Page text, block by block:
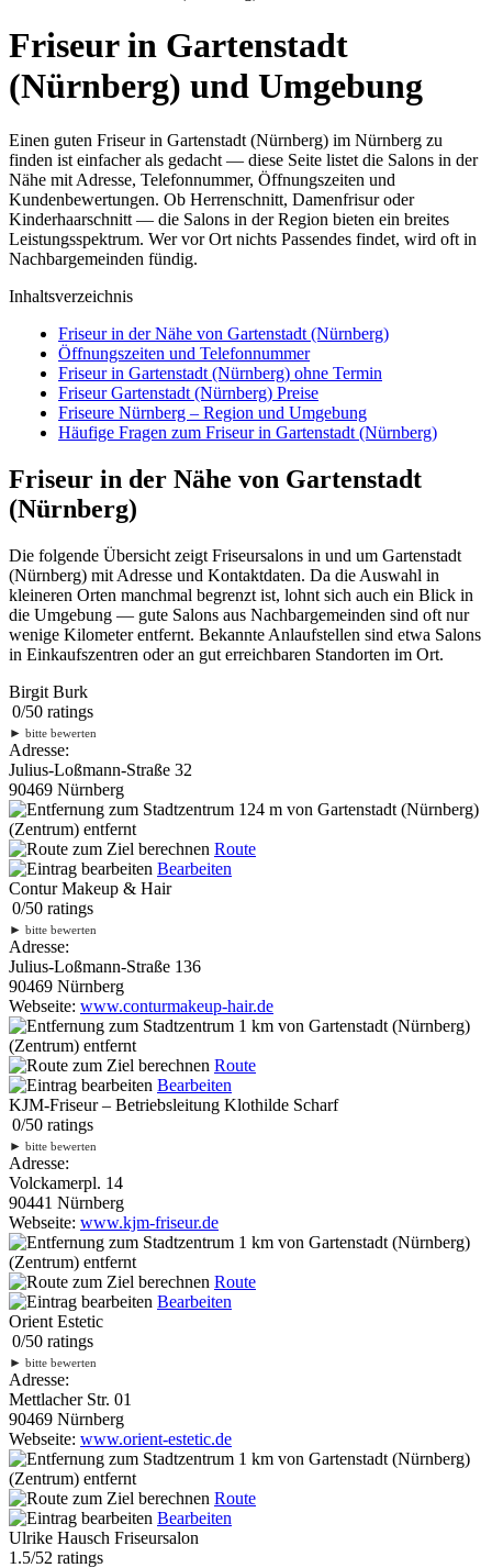
Friseur in Gartenstadt
(Nürnberg) und Umgebung
Einen guten Friseur in Gartenstadt (Nürnberg) im Nürnberg zu
finden ist einfacher als gedacht — diese Seite listet die Salons in der
Nähe mit Adresse, Telefonnummer, Öffnungszeiten und
Kundenbewertungen. Ob Herrenschnitt, Damenfrisur oder
Kinderhaarschnitt — die Salons in der Region bieten ein breites
Leistungsspektrum. Wer vor Ort nichts Passendes findet, wird oft in
Nachbargemeinden fündig.
Inhaltsverzeichnis
Friseur in der Nähe von Gartenstadt (Nürnberg)
Öffnungszeiten und Telefonnummer
Friseur in Gartenstadt (Nürnberg) ohne Termin
Friseur Gartenstadt (Nürnberg) Preise
Friseure Nürnberg – Region und Umgebung
Häufige Fragen zum Friseur in Gartenstadt (Nürnberg)
Friseur in der Nähe von Gartenstadt
(Nürnberg)
Die folgende Übersicht zeigt Friseursalons in und um Gartenstadt
(Nürnberg) mit Adresse und Kontaktdaten. Da die Auswahl in
kleineren Orten manchmal begrenzt ist, lohnt sich auch ein Blick in
die Umgebung — gute Salons aus Nachbargemeinden sind oft nur
wenige Kilometer entfernt. Bekannte Anlaufstellen sind etwa Salons
in Einkaufszentren oder an gut erreichbaren Standorten im Ort.
Birgit Burk
0/50 ratings
► bitte bewerten
Adresse:
Julius-Loßmann-Straße 32
90469 Nürnberg
124 m von Gartenstadt (Nürnberg)
(Zentrum) entfernt
Route
Bearbeiten
Contur Makeup & Hair
0/50 ratings
► bitte bewerten
Adresse:
Julius-Loßmann-Straße 136
90469 Nürnberg
Webseite: www.conturmakeup-hair.de
1 km von Gartenstadt (Nürnberg)
(Zentrum) entfernt
Route
Bearbeiten
KJM-Friseur – Betriebsleitung Klothilde Scharf
0/50 ratings
► bitte bewerten
Adresse:
Volckamerpl. 14
90441 Nürnberg
Webseite: www.kjm-friseur.de
1 km von Gartenstadt (Nürnberg)
(Zentrum) entfernt
Route
Bearbeiten
Orient Estetic
0/50 ratings
► bitte bewerten
Adresse:
Mettlacher Str. 01
90469 Nürnberg
Webseite: www.orient-estetic.de
1 km von Gartenstadt (Nürnberg)
(Zentrum) entfernt
Route
Bearbeiten
Ulrike Hausch Friseursalon
1.5/52 ratings